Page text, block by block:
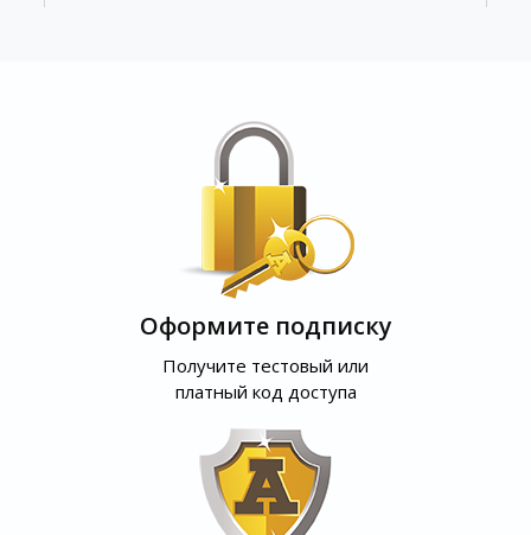
Оформите подписку
Получите тестовый или
платный код доступа